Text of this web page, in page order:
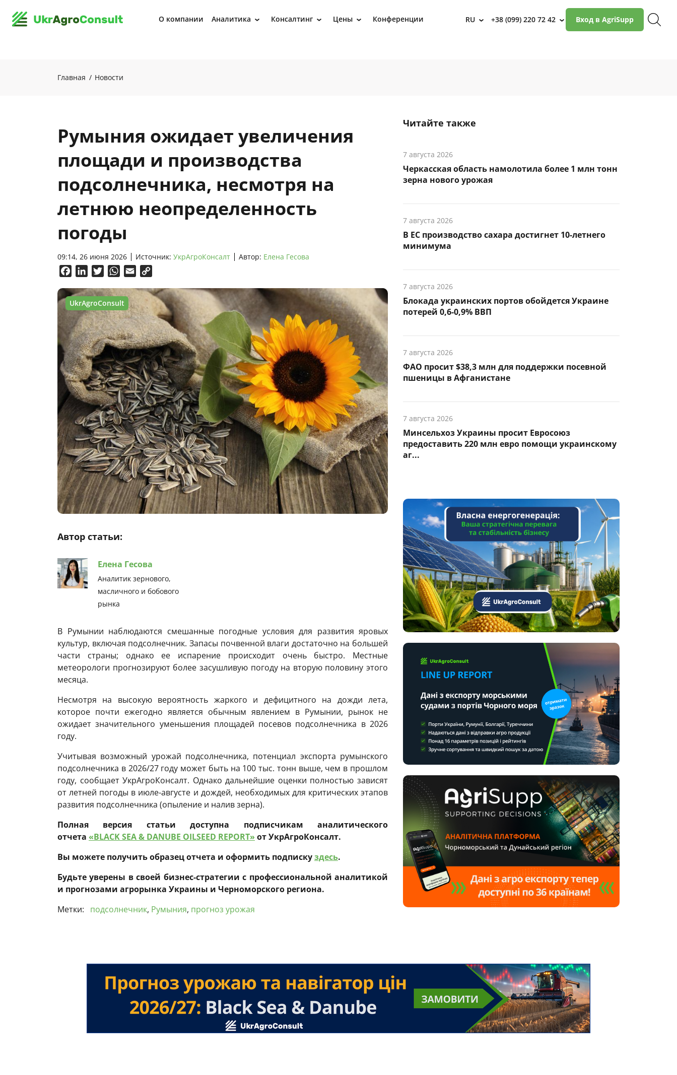
О компании Аналитика › Консалтинг › Цены › Конференции RU › +38 (099) 220 72 42 › Вход в AgriSupp
Главная Новости
Румыния ожидает увеличения
площади и производства
подсолнечника, несмотря на
летнюю неопределенность
погоды
09:14, 26 июня 2026 Источник: УкрАгроКонсалт Автор: Елена Гесова
FacebookLinkedInTwitterWhatsApp
Email
UkrAgroConsult
Автор статьи:
Елена Гесова
Аналитик зернового,
масличного и бобового
рынка
В Румынии наблюдаются смешанные погодные условия для развития яровых
культур, включая подсолнечник. Запасы почвенной влаги достаточно на большей
части страны; однако ее испарение происходит очень быстро. Местные
метеорологи прогнозируют более засушливую погоду на вторую половину этого
месяца.
Несмотря на высокую вероятность жаркого и дефицитного на дожди лета,
которое почти ежегодно является обычным явлением в Румынии, рынок не
ожидает значительного уменьшения площадей посевов подсолнечника в 2026
году.
Учитывая возможный урожай подсолнечника, потенциал экспорта румынского
подсолнечника в 2026/27 году может быть на 100 тыс. тонн выше, чем в прошлом
году, сообщает УкрАгроКонсалт. Однако дальнейшие оценки полностью зависят
от летней погоды в июле-августе и дождей, необходимых для критических этапов
развития подсолнечника (опыление и налив зерна).
Полная версия статьи доступна подписчикам аналитического
отчета «BLACK SEA & DANUBE OILSEED REPORT» от УкрАгроКонсалт.
Вы можете получить образец отчета и оформить подпискуздесь.
Будьте уверены в своей бизнес-стратегии с профессиональной аналитикой
и прогнозами агрорынка Украины и Черноморского региона.
Метки:
подсолнечник, Румыния, прогноз урожая
Читайте также
7 августа 2026
Черкасская область намолотила более 1 млн тонн
зерна нового урожая
7 августа 2026
В ЕС производство сахара достигнет 10-летнего
минимума
7 августа 2026
Блокада украинских портов обойдется Украине
потерей 0,6-0,9% ВВП
7 августа 2026
ФАО просит $38,3 млн для поддержки посевной
пшеницы в Афганистане
7 августа 2026
Минсельхоз Украины просит Евросоюз
предоставить 220 млн евро помощи украинскому
аг...